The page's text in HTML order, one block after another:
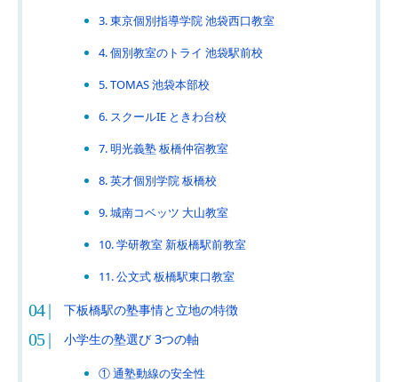
3. 東京個別指導学院 池袋西口教室
4. 個別教室のトライ 池袋駅前校
5. TOMAS 池袋本部校
6. スクールIE ときわ台校
7. 明光義塾 板橋仲宿教室
8. 英才個別学院 板橋校
9. 城南コベッツ 大山教室
10. 学研教室 新板橋駅前教室
11. 公文式 板橋駅東口教室
下板橋駅の塾事情と立地の特徴
小学生の塾選び 3つの軸
① 通塾動線の安全性